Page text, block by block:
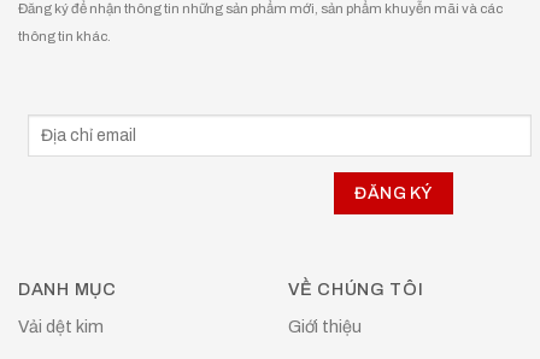
Đăng ký để nhận thông tin những sản phẩm mới, sản phẩm khuyễn mãi và các
thông tin khác.
DANH MỤC
Vải dệt kim
VỀ CHÚNG TÔI
Giới thiệu